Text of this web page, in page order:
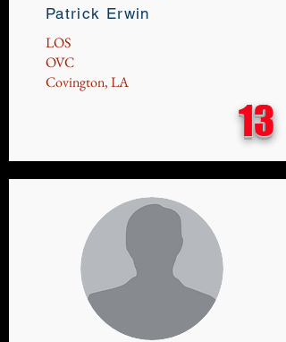
Patrick Erwin
LOS
OVC
Covington, LA
13